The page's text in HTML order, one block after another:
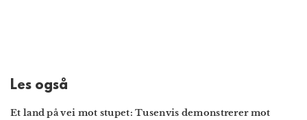
Les også
Et land på vei mot stupet: Tusenvis demonstrerer mot